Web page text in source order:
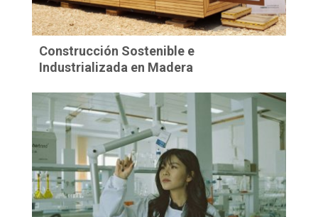
Construcción Sostenible e
Industrializada en Madera